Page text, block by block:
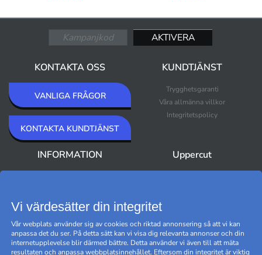
KONTAKTA OSS
VANLIGA FRÅGOR
KONTAKTA KUNDTJÄNST
KUNDTJÄNST
Trygghetsgaranti
Våra allmänna villkor
Integritetspolicy
INFORMATION Uppercut
Black Friday
Hantera cookies
Vi värdesätter din integritet
Vår webplats använder sig av cookies och riktad annonsering så att vi kan
anpassa det du ser. På detta sätt kan vi visa dig relevanta annonser och din
internetupplevelse blir därmed bättre. Detta använder vi även till att mäta
resultaten och anpassa webbplatsinnehållet. Eftersom din integritet är viktig